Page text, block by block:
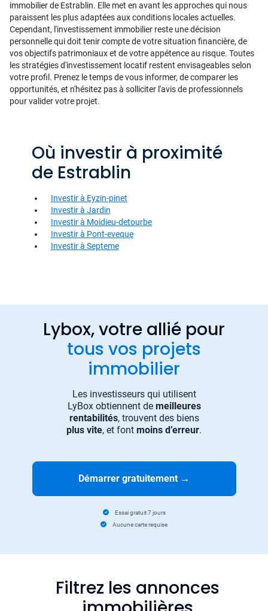
immobilier de Estrablin. Elle met en avant les approches qui nous
paraissent les plus adaptées aux conditions locales actuelles.
Cependant, l'investissement immobilier reste une décision
personnelle qui doit tenir compte de votre situation financière, de
vos objectifs patrimoniaux et de votre appétence au risque. Toutes
les stratégies d'investissement locatif restent envisageables selon
votre profil. Prenez le temps de vous informer, de comparer les
opportunités, et n'hésitez pas à solliciter l'avis de professionnels
pour valider votre projet.
Où investir à proximité
de Estrablin
Investir à Eyzin-pinet
Investir à Jardin
Investir à Moidieu-detourbe
Investir à Pont-eveque
Investir à Septeme
Lybox, votre allié pour
tous vos projets
immobilier
Les investisseurs qui utilisent
LyBox obtiennent de meilleures
rentabilités, trouvent des biens
plus vite, et font moins d’erreur.
Démarrer gratuitement →
Essai gratuit 7 jours
Aucune carte requise
Filtrez les annonces